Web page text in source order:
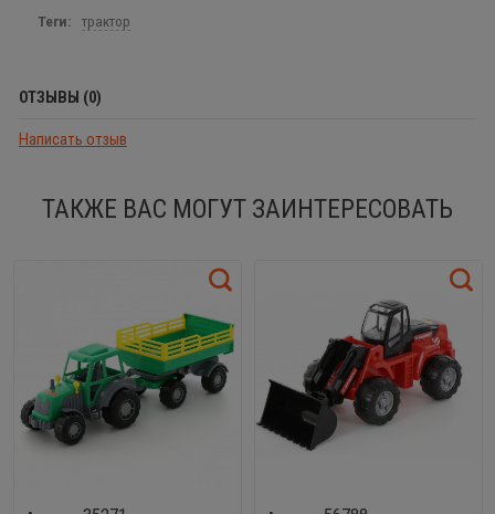
Теги: трактор
ОТЗЫВЫ (0)
Написать отзыв
ТАКЖЕ ВАС МОГУТ ЗАИНТЕРЕСОВАТЬ